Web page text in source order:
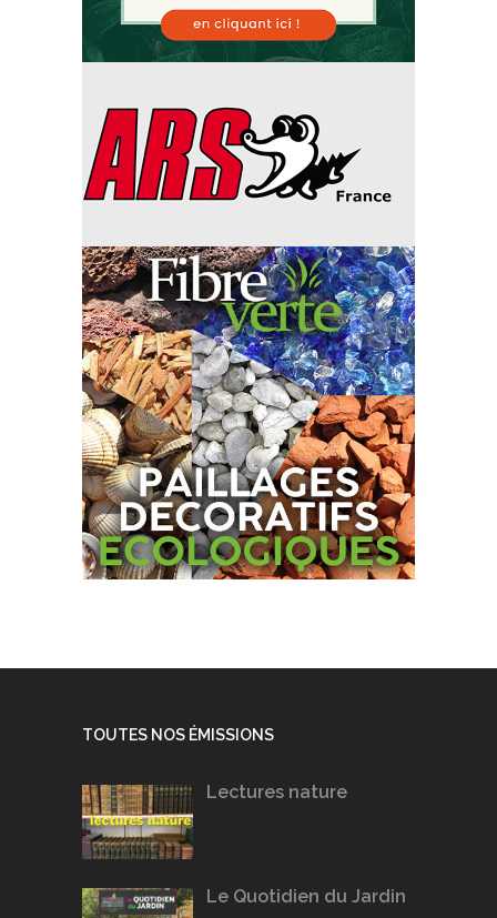
TOUTES NOS ÉMISSIONS
Lectures nature
Le Quotidien du Jardin